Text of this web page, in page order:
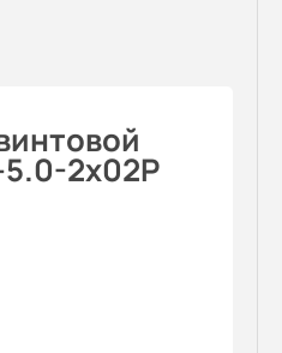
2x02P